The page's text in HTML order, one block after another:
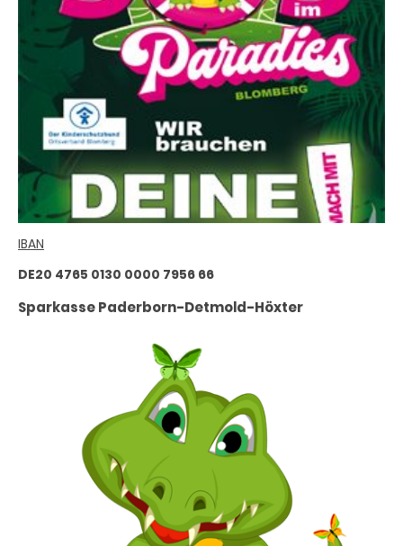
IBAN
DE20 4765 0130 0000 7956 66
Sparkasse Paderborn-Detmold-Höxter